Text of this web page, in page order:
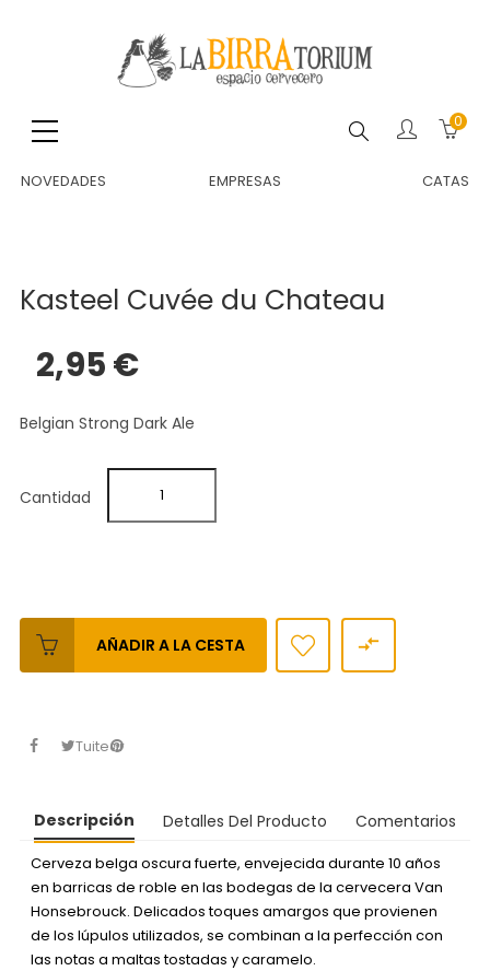
Buscar 0
NOVEDADES EMPRESAS CATAS
Kasteel Cuvée du Chateau
2,95 €
Belgian Strong Dark Ale
Cantidad
AÑADIR A LA CESTA 
Tuitear
Descripción Detalles Del Producto Comentarios
Cerveza belga oscura fuerte, envejecida durante 10 años
en barricas de roble en las bodegas de la cervecera Van
Honsebrouck. Delicados toques amargos que provienen
de los lúpulos utilizados, se combinan a la perfección con
las notas a maltas tostadas y caramelo.